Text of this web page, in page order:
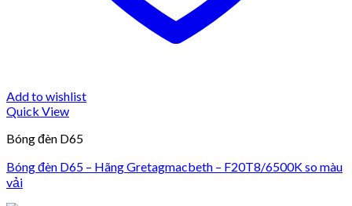
Add to wishlist
Quick View
Bóng đèn D65
Bóng đèn D65 – Hãng Gretagmacbeth – F20T8/6500K so màu
vải